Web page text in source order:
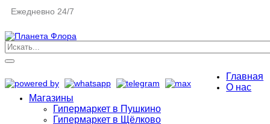
Ежедневно 24/7
Главная
О нас
Магазины
Гипермаркет в Пушкино
Гипермаркет в Щёлково